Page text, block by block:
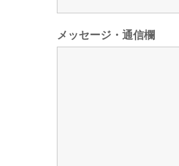
メッセージ・通信欄